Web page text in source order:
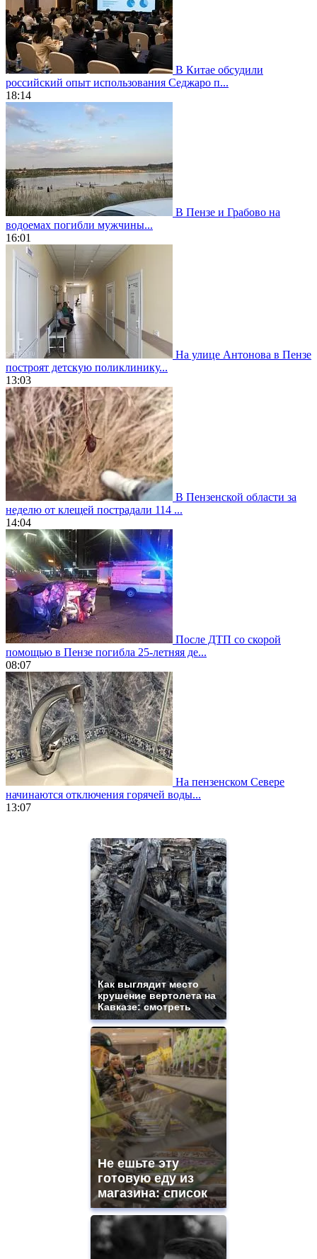
В Китае обсудили
российский опыт использования Седжаро п...
18:14
В Пензе и Грабово на
водоемах погибли мужчины...
16:01
На улице Антонова в Пензе
построят детскую поликлинику...
13:03
В Пензенской области за
неделю от клещей пострадали 114 ...
14:04
После ДТП со скорой
помощью в Пензе погибла 25-летняя де...
08:07
На пензенском Севере
начинаются отключения горячей воды...
13:07
https://gradewatches.to/
https://www.replicasrelojes.to/
https://www.phoenix-
Как выглядит место
крушение вертолета на
Кавказе: смотреть
Не ешьте эту
готовую еду из
магазина: список